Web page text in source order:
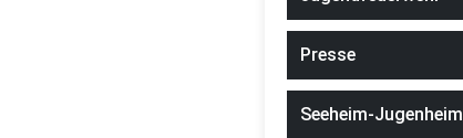
Presse
Seeheim-Jugenheim